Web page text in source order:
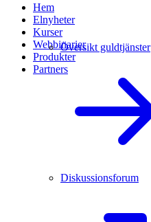
Hem
Elnyheter
Kurser
Webbinarier
Produkter
Partners
Översikt guldtjänster
Diskussionsforum